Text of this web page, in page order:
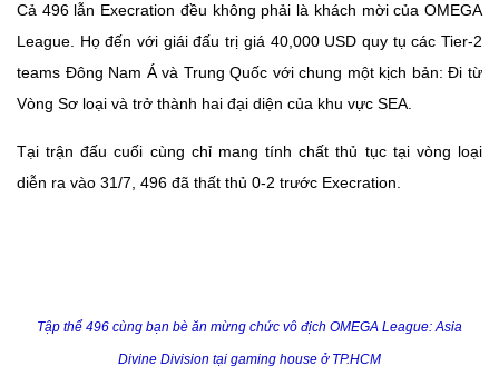
Cả 496 lẫn Execration đều không phải là khách mời của OMEGA
League. Họ đến với giái đấu trị giá 40,000 USD quy tụ các Tier-2
teams Đông Nam Á và Trung Quốc với chung một kịch bản: Đi từ
Vòng Sơ loại và trở thành hai đại diện của khu vực SEA.
Tại trận đấu cuối cùng chỉ mang tính chất thủ tục tại vòng loại
diễn ra vào 31/7, 496 đã thất thủ 0-2 trước Execration.
Tập thể 496 cùng bạn bè ăn mừng chức vô địch OMEGA League: Asia
Divine Division tại gaming house ở TP.HCM